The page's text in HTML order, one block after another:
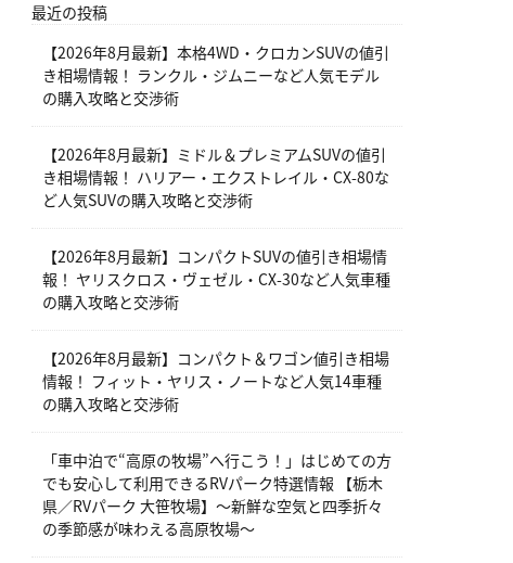
最近の投稿
【2026年8月最新】本格4WD・クロカンSUVの値引
き相場情報！ ランクル・ジムニーなど人気モデル
の購入攻略と交渉術
【2026年8月最新】ミドル＆プレミアムSUVの値引
き相場情報！ ハリアー・エクストレイル・CX-80な
ど人気SUVの購入攻略と交渉術
【2026年8月最新】コンパクトSUVの値引き相場情
報！ ヤリスクロス・ヴェゼル・CX-30など人気車種
の購入攻略と交渉術
【2026年8月最新】コンパクト＆ワゴン値引き相場
情報！ フィット・ヤリス・ノートなど人気14車種
の購入攻略と交渉術
「車中泊で“高原の牧場”へ行こう！」はじめての方
でも安心して利用できるRVパーク特選情報 【栃木
県／RVパーク 大笹牧場】～新鮮な空気と四季折々
の季節感が味わえる高原牧場～